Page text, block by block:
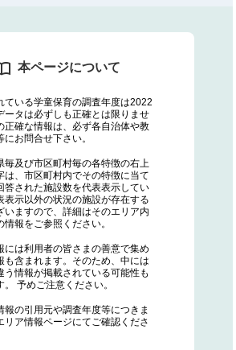
本ページについて
ている学童保育の調査年度は2022
ータは必ずしも正確とは限りませ
正確な情報は、必ず各自治体や教
にお問合せ下さい。
毎及び市区町村毎の各特徴の右上
は、市区町村内でその特徴に当て
答された施設数を代表表示してい
表示以外の状況の施設が存在する
いますので、詳細はそのエリア内
情報をご参照ください。
には利用者の皆さまの善意で集め
も含まれます。そのため、中には
う情報が掲載されている可能性も
。 予めご注意ください。
報の引用元や調査年度等につきま
リア情報ページにてご確認くださ